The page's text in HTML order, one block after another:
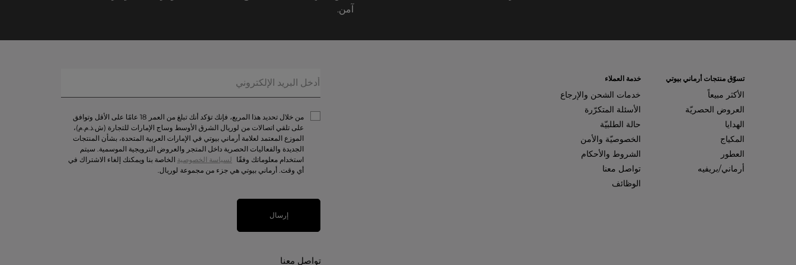
آمن.
تسوّق منتجات أرماني بيوتي
الأكثر مبيعاً
العروض الحصريّة
الهدايا
المكياج
العطور
أرماني/بريفيه
خدمة العملاء
خدمات الشحن والإرجاع
الأسئلة المتكرّرة
حالة الطلبيّة
الخصوصيّة والأمن
الشروط والأحكام
تواصل معنا
الوظائف
من خلال تحديد هذا المربع، فإنك تؤكد أنك تبلغ من العمر 18 عامًا على الأقل وتوافق
على تلقي اتصالات من لوريال الشرق الأوسط وساج الإمارات للتجارة (ش.ذ.م.م)،
الموزع المعتمد لعلامة أرماني بيوتي في الإمارات العربية المتحدة، بشأن المنتجات
الجديدة والفعاليات الحصرية داخل المتجر والعروض الترويجية الموسمية. سيتم
استخدام معلوماتك وفقًا
لسياسة الخصوصية الخاصة بنا ويمكنك إلغاء الاشتراك في
أي وقت. أرماني بيوتي هي جزء من مجموعة لوريال.
إرسال
تواصل معنا